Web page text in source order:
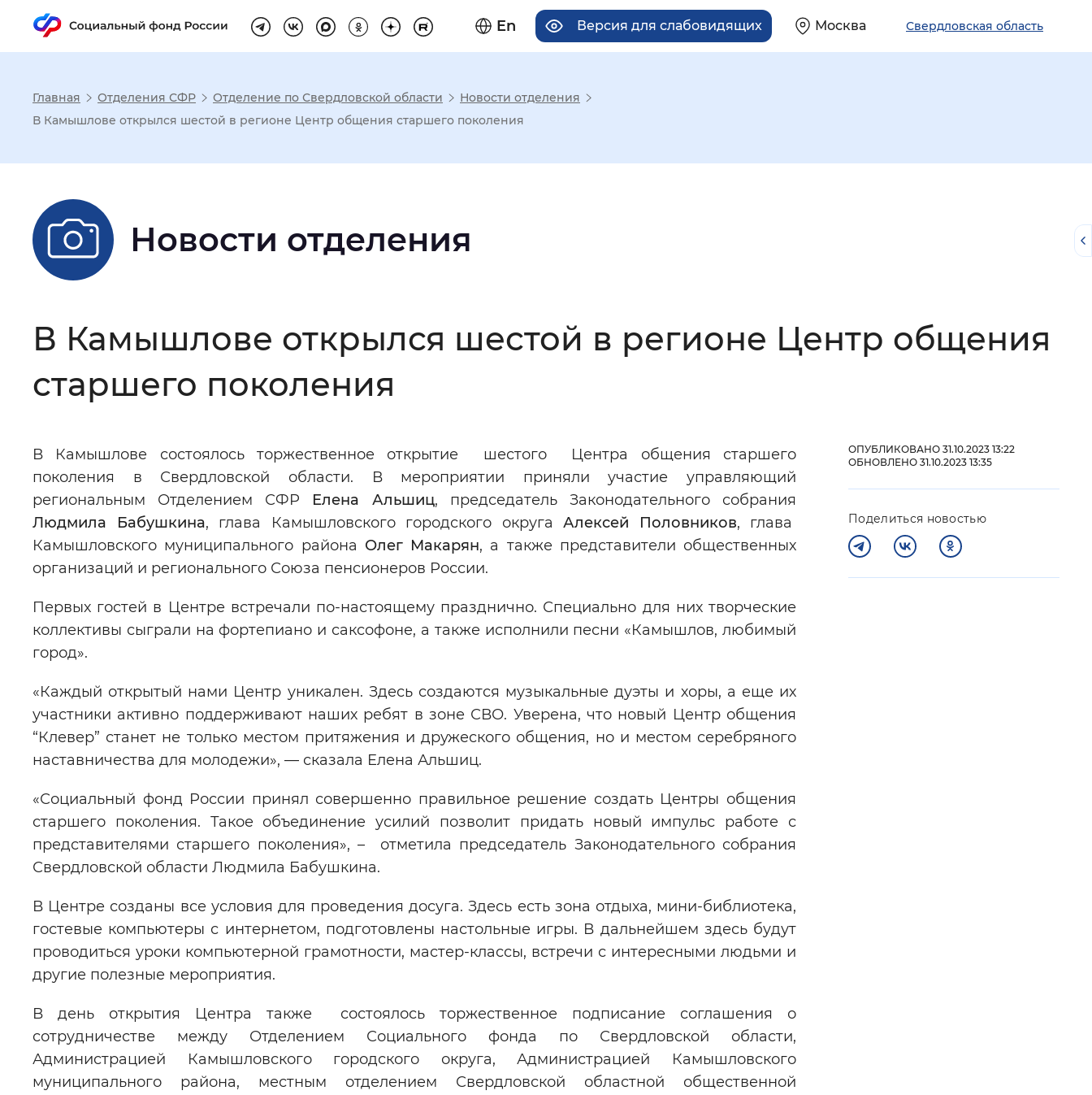
En Версия для слабовидящих Москва Свердловская область
Настройка режима отображения
Шрифт: Без засечек С засечками
Увеличенный
Цвет сайта Монохромный Инверсивный монохромный
Изображения: Включены Выключены
Звуковой ассистент: Воспроизвести Остановить Повторить
Вернуть стандартные настройки
Главная Отделения СФР Отделение по Свердловской области
Новости отделения
В Камышлове открылся шестой в регионе Центр общения старшего поколения
Новости отделения
В Камышлове открылся шестой в регионе Центр общения
старшего поколения
В Камышлове состоялось торжественное открытие шестого Центра общения старшего
поколения в Свердловской области. В мероприятии приняли участие управляющий
региональным Отделением СФР Елена Альшиц, председатель Законодательного собрания
Людмила Бабушкина, глава Камышловского городского округа Алексей Половников, глава
Камышловского муниципального района Олег Макарян, а также представители общественных
организаций и регионального Союза пенсионеров России.
Первых гостей в Центре встречали по-настоящему празднично. Специально для них творческие
коллективы сыграли на фортепиано и саксофоне, а также исполнили песни «Камышлов, любимый
город».
«Каждый открытый нами Центр уникален. Здесь создаются музыкальные дуэты и хоры, а еще их
участники активно поддерживают наших ребят в зоне СВО. Уверена, что новый Центр общения
“Клевер” станет не только местом притяжения и дружеского общения, но и местом серебряного
наставничества для молодежи», — сказала Елена Альшиц.
«Социальный фонд России принял совершенно правильное решение создать Центры общения
старшего поколения. Такое объединение усилий позволит придать новый импульс работе с
представителями старшего поколения», – отметила председатель Законодательного собрания
Свердловской области Людмила Бабушкина.
В Центре созданы все условия для проведения досуга. Здесь есть зона отдыха, мини-библиотека,
гостевые компьютеры с интернетом, подготовлены настольные игры. В дальнейшем здесь будут
проводиться уроки компьютерной грамотности, мастер-классы, встречи с интересными людьми и
другие полезные мероприятия.
В день открытия Центра также состоялось торжественное подписание соглашения о
сотрудничестве между Отделением Социального фонда по Свердловской области,
Администрацией Камышловского городского округа, Администрацией Камышловского
муниципального района, местным отделением Свердловской областной общественной
ОПУБЛИКОВАНО 31.10.2023 13:22
ОБНОВЛЕНО 31.10.2023 13:35
Поделиться новостью